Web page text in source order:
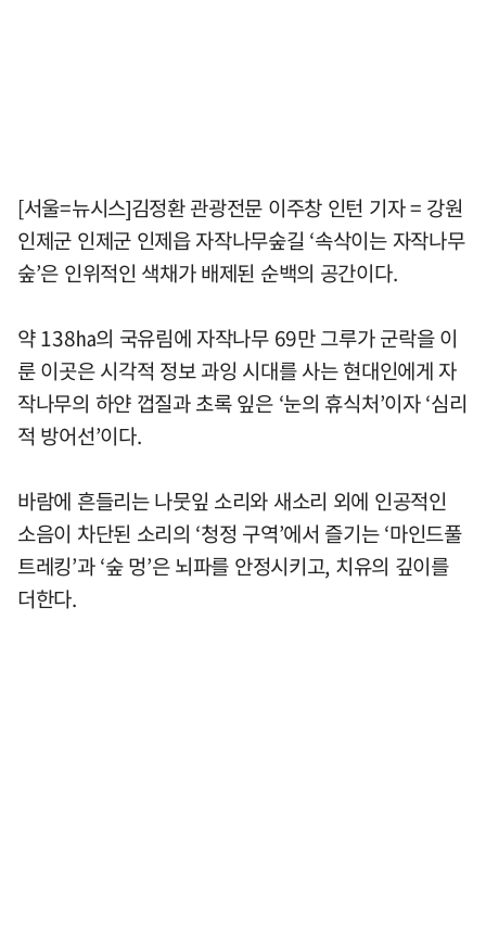
[서울=뉴시스]김정환 관광전문 이주창 인턴 기자 = 강원
인제군 인제군 인제읍 자작나무숲길 ‘속삭이는 자작나무
숲’은 인위적인 색채가 배제된 순백의 공간이다.
약 138㏊의 국유림에 자작나무 69만 그루가 군락을 이
룬 이곳은 시각적 정보 과잉 시대를 사는 현대인에게 자
작나무의 하얀 껍질과 초록 잎은 ‘눈의 휴식처’이자 ‘심리
적 방어선’이다.
바람에 흔들리는 나뭇잎 소리와 새소리 외에 인공적인
소음이 차단된 소리의 ‘청정 구역’에서 즐기는 ‘마인드풀
트레킹’과 ‘숲 멍’은 뇌파를 안정시키고, 치유의 깊이를
더한다.